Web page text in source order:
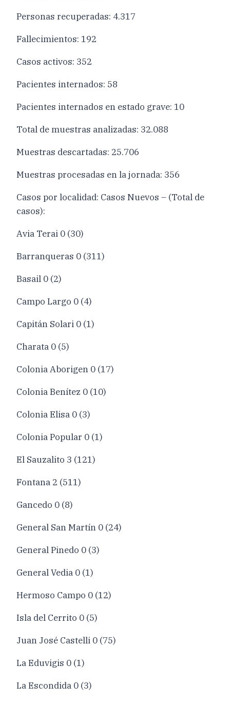
Personas recuperadas: 4.317
Fallecimientos: 192
Casos activos: 352
Pacientes internados: 58
Pacientes internados en estado grave: 10
Total de muestras analizadas: 32.088
Muestras descartadas: 25.706
Muestras procesadas en la jornada: 356
Casos por localidad: Casos Nuevos – (Total de
casos):
Avia Terai 0 (30)
Barranqueras 0 (311)
Basail 0 (2)
Campo Largo 0 (4)
Capitán Solari 0 (1)
Charata 0 (5)
Colonia Aborigen 0 (17)
Colonia Benítez 0 (10)
Colonia Elisa 0 (3)
Colonia Popular 0 (1)
El Sauzalito 3 (121)
Fontana 2 (511)
Gancedo 0 (8)
General San Martín 0 (24)
General Pinedo 0 (3)
General Vedia 0 (1)
Hermoso Campo 0 (12)
Isla del Cerrito 0 (5)
Juan José Castelli 0 (75)
La Eduvigis 0 (1)
La Escondida 0 (3)